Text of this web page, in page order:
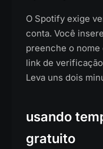
O Spotify exige
conta. Você
preenche o nome
link de
Leva uns dois
usando
gratuito